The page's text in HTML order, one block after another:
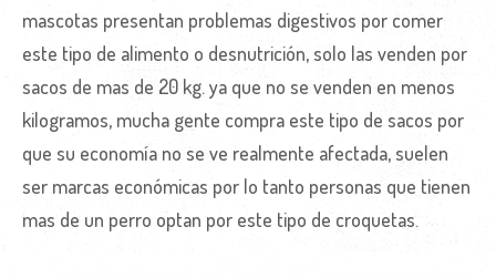
mascotas presentan problemas digestivos por comer
este tipo de alimento o desnutrición, solo las venden por
sacos de mas de 20 kg. ya que no se venden en menos
kilogramos, mucha gente compra este tipo de sacos por
que su economía no se ve realmente afectada, suelen
ser marcas económicas por lo tanto personas que tienen
mas de un perro optan por este tipo de croquetas.